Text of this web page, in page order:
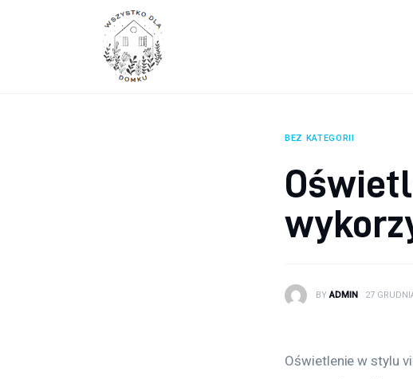
Wyposażenie wnętrz
BEZ KATEGORII
BY ADMIN 27
Oświetlenie w stylu